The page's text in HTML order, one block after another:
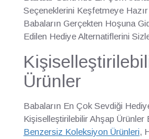
Seçeneklerini Keşfetmeye Hazır
Babaların Gerçekten Hoşuna
Edilen Hediye Alternatiflerini
Ürünler
Babaların En Çok Sevdiği
Kişiselleştirilebilir Ahşap Ürünler
Benzersiz Koleksiyon Ürünleri,